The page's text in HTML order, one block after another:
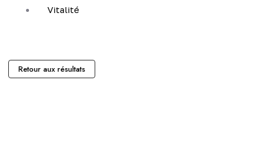
Vitalité
Hématite
Retour aux résultats